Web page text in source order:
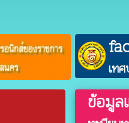
เท
ข้อมู